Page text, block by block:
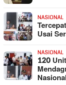
NASIONAL
Usai
NASIONAL
120
Nasional